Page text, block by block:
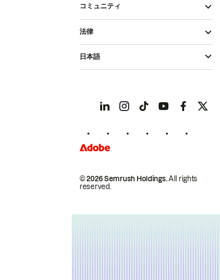
コミュニティ
© 2026 Semrush Holdings.All rights
reserved.
法律
日本語